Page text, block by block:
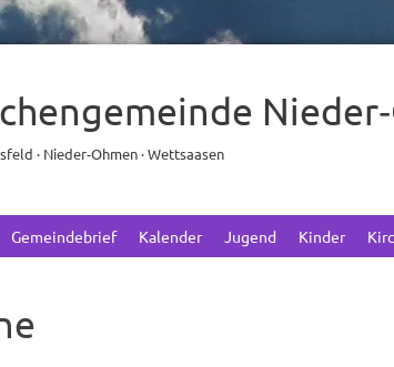
· Nieder‑Ohmen · Wettsaasen
Gemeindebrief Kalender Jugend Kinder